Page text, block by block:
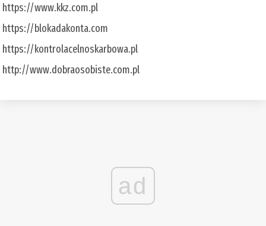
https://www.kkz.com.pl
https://blokadakonta.com
https://kontrolacelnoskarbowa.pl
http://www.dobraosobiste.com.pl
ad